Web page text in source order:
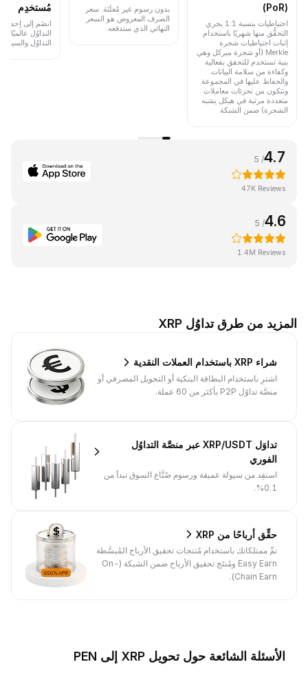
(PoR)
احتياطيات بنسبة 1:1 يجري
التحقُّق منها شهريًا باستخدام
إثبات احتياطيات شجرة
Merkle (أو شجرة ميركل وهي
بنية تستخدم للتحقق بفعالية
وكفاءة من سلامة البيانات
والحفاظ عليها في المجموعة.
وتتكون من تجزئات معاملات
متعددة مرتبة في هيكل يشبه
الشجرة) ضمن الشبكة.
بدون رسوم غير مُعلَنَة. سعر
الصرف المعروض هو السعر
النهائي الذي ستدفعه.
مُستخدِم
انضَم إلى إحدى
التداوُل
التداوُل والسيولة.
4.7
/ 5
47K Reviews
4.6
/ 5
1.4M Reviews
المزيد من طرق تداوُل XRP
شراء XRP باستخدام العملات النقدية
اشترِ باستخدام البطاقة البنكية أو التحويل المصرفي أو
منصَّة تداوُل P2P بأكثر من 60 عملة.
تداوَل XRP/USDT عبر منصَّة التداوُل
الفوري
استفِد من سيولة عميقة ورسوم صُنَّاع السوق تبدأ من
0.1%.
حقِّق أرباحًا من XRP
نمِّ ممتلكاتك باستخدام مُنتجات تحقيق الأرباح المُبسَّطة
Easy Earn ومُنتَج تحقيق الأرباح ضمن الشبكة (On-
Chain Earn).
الأسئلة الشائعة حول تحويل XRP إلى PEN